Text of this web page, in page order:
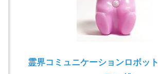
霊界コミュニケーションロボッ